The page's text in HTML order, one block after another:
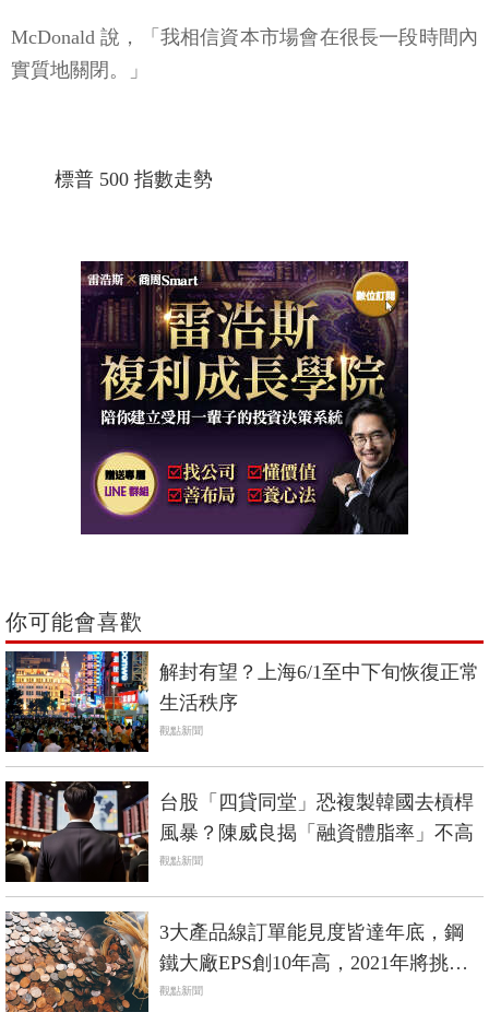
McDonald 說，「我相信資本市場會在很長一段時間內
實質地關​​閉。」
標普 500 指數走勢
你可能會喜歡
解封有望？上海6/1至中下旬恢復正常
生活秩序
觀點新聞
台股「四貸同堂」恐複製韓國去槓桿
風暴？陳威良揭「融資體脂率」不高
觀點新聞
3大產品線訂單能見度皆達年底，鋼
鐵大廠EPS創10年高，2021年將挑戰5
元！
觀點新聞